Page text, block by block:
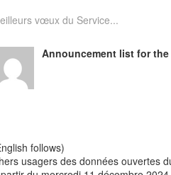
vœux du Service...
Announcement list for the
follows)
usagers des données ouvertes